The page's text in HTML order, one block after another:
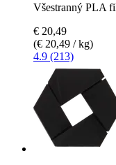
Všestranný PLA
€ 20,49
(€ 20,49 / kg)
4.9 (213)